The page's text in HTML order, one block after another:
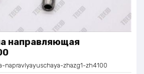
направляющая
napravlyayuschaya-zhazg1-zh4100